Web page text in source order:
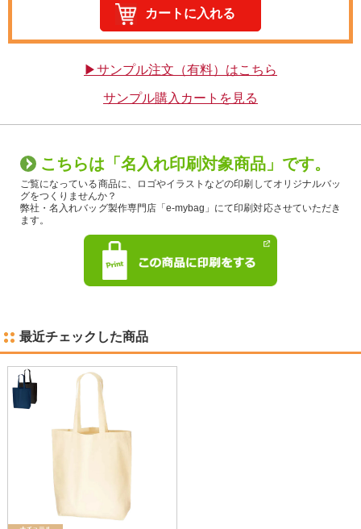
▶サンプル注文（有料）はこちら
サンプル購入カートを見る
こちらは「名入れ印刷対象商品」です。
ご覧になっている商品に、ロゴやイラストなどの印刷してオリジナルバッ
グをつくりませんか？
弊社・名入れバッグ製作専門店「e-mybag」にて印刷対応させていただき
ます。
最近チェックした商品